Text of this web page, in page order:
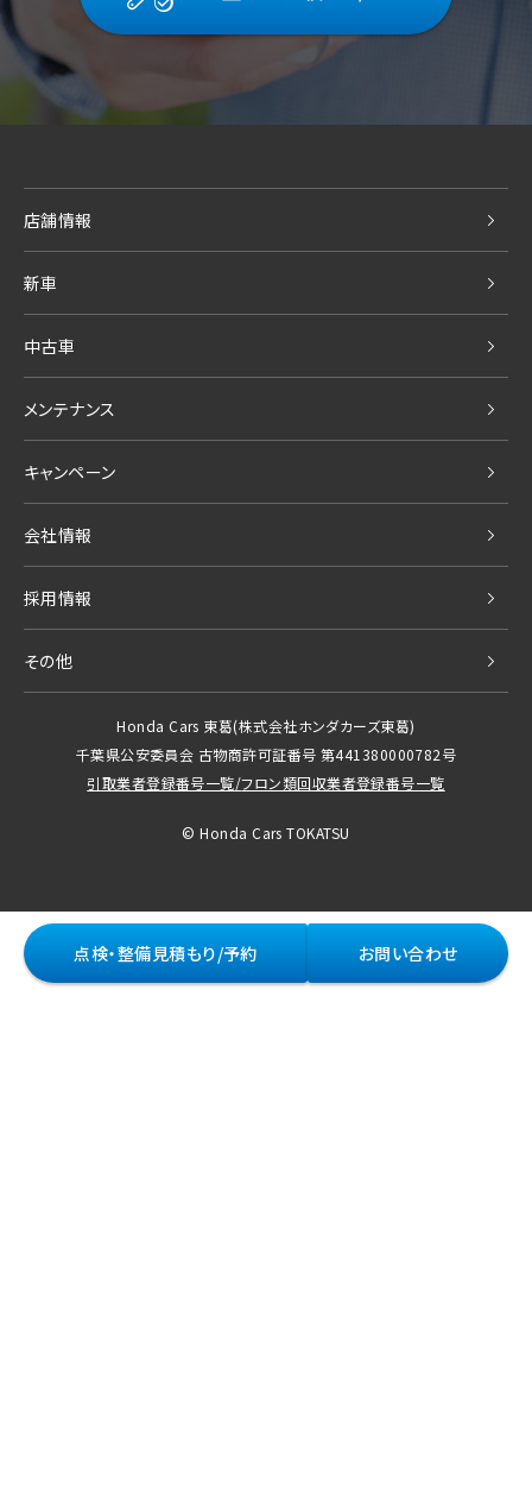
店舗情報
新車
中古車
メンテナンス
キャンペーン
会社情報
採用情報
その他
Honda Cars 東葛(株式会社ホンダカーズ東葛)
千葉県公安委員会 古物商許可証番号 第441380000782号
引取業者登録番号一覧/フロン類回収業者登録番号一覧
© Honda Cars TOKATSU
点検・整備見積もり/予約 お問い合わせ